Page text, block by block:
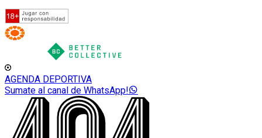
AGENDA DEPORTIVA
Sumate al canal de WhatsApp!